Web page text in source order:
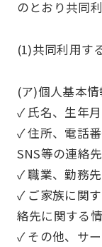
のとおり共同
(1)共同利用す
(ア)個人基本情
✓ 氏名、生年
✓ 住所、電話
SNS等の連絡
✓ 職業、勤務
✓ ご家族に関
絡先に関する情
✓ その他、サ